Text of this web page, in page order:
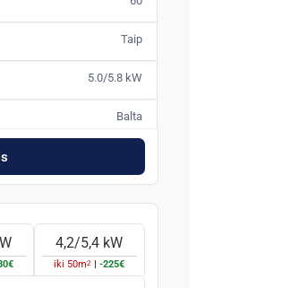
Taip
5.0/5.8 kW
Balta
4,2/5,4 kW
iki 50m2 -225€